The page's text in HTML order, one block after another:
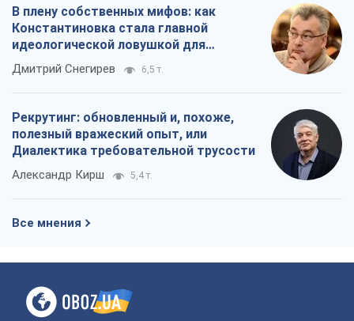
В плену собственных мифов: как
Константиновка стала главной
идеологической ловушкой для
российских оккупантов
Дмитрий Снегирев 6,5 т.
Рекрутинг: обновленный и, похоже,
полезный вражеский опыт, или
Диалектика требовательной трусости
Александр Кирш 5,4 т.
Все мнения